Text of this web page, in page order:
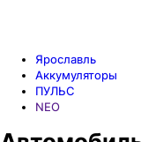
Ярославль
Аккумуляторы
ПУЛЬС
NEO